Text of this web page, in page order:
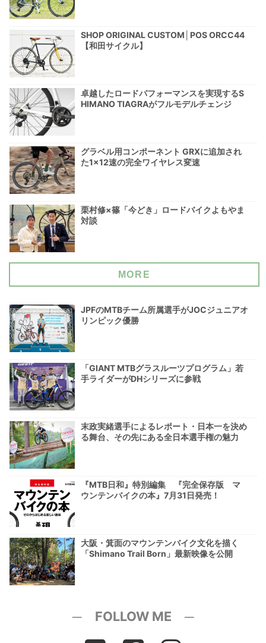
SHOP ORIGINAL CUSTOM│POS ORCC44
【和田サイクル】
卓越したロードパフォーマンスを実現するS
HIMANO TIAGRAがフルモデルチェンジ
グラベル用コンポーネント GRXに追加され
た1×12速の完全ワイヤレス変速
栗村修×篠「今どき」ロードバイクよもやま
対談
MORE
JPFのMTBチーム所属選手がJOCジュニアオ
リンピック優勝
「GIANT MTBグラスルーツプログラム」若
手ライダーがDHシリーズに参戦
末政実緒選手によるレポート・日本一を決め
る舞台、その先にある全日本選手権の魅力
『MTB日和』特別編集 『完全保存版 マ
ウンテンバイクの本』7月31日発売！
大阪・箕面のマウンテンバイク文化を描く
「Shimano Trail Born」最新映像を公開
─ FOLLOW ME ─